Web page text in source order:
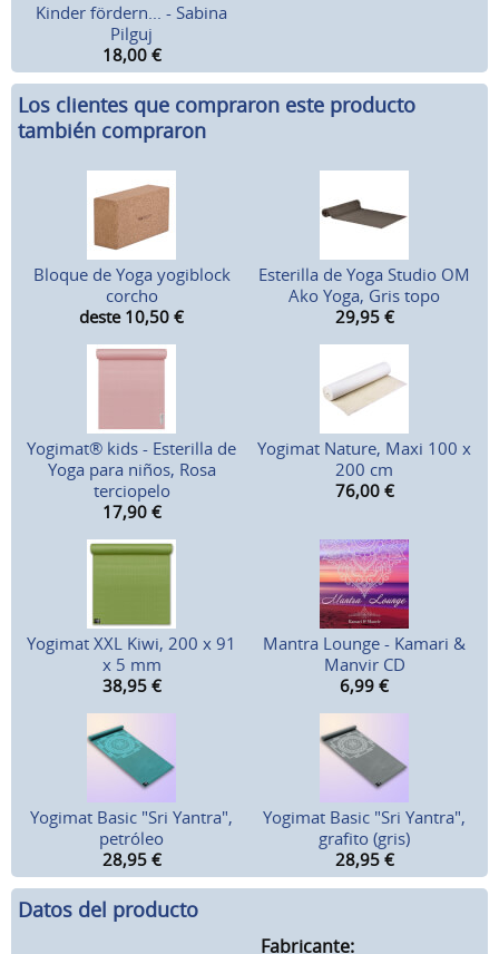
Kinder fördern... - Sabina
Pilguj
18,00 €
Los clientes que compraron este producto
también compraron
Bloque de Yoga yogiblock
corcho
deste 10,50 €
Esterilla de Yoga Studio OM
Ako Yoga, Gris topo
29,95 €
Yogimat® kids - Esterilla de
Yoga para niños, Rosa
terciopelo
17,90 €
Yogimat Nature, Maxi 100 x
200 cm
76,00 €
Yogimat XXL Kiwi, 200 x 91
x 5 mm
38,95 €
Mantra Lounge - Kamari &
Manvir CD
6,99 €
Yogimat Basic "Sri Yantra",
petróleo
28,95 €
Yogimat Basic "Sri Yantra",
grafito (gris)
28,95 €
Datos del producto
Fabricante: